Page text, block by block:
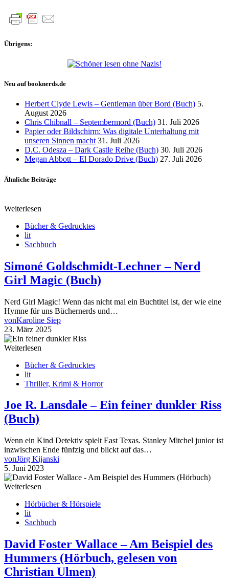
Übrigens:
Neu auf booknerds.de
Herbert Clyde Lewis – Gentleman über Bord (Buch) 5.
August 2026
Chris Chibnall – Septembermord (Buch) 31. Juli 2026
Papier oder Bildschirm: Was digitale Unterhaltung mit
unseren Sinnen macht 31. Juli 2026
D.C. Odesza – Dark Castle Reihe (Buch) 30. Juli 2026
Megan Abbott – El Dorado Drive (Buch) 27. Juli 2026
Ähnliche Beiträge
Weiterlesen
Bücher & Gedrucktes
lit
Sachbuch
Simoné Goldschmidt-Lechner – Nerd
Girl Magic (Buch)
Nerd Girl Magic! Wenn das nicht mal ein Buchtitel ist, der wie eine
Hymne für uns Büchernerds und…
vonKaroline Siep
23. März 2025
Weiterlesen
Bücher & Gedrucktes
lit
Thriller, Krimi & Horror
Joe R. Lansdale – Ein feiner dunkler Riss
(Buch)
Wenn ein Kind Detektiv spielt East Texas. Stanley Mitchel junior ist
inzwischen Ende fünfzig und blickt auf das…
vonJörg Kijanski
5. Juni 2023
Weiterlesen
Hörbücher & Hörspiele
lit
Sachbuch
David Foster Wallace – Am Beispiel des
Hummers (Hörbuch, gelesen von
Christian Ulmen)